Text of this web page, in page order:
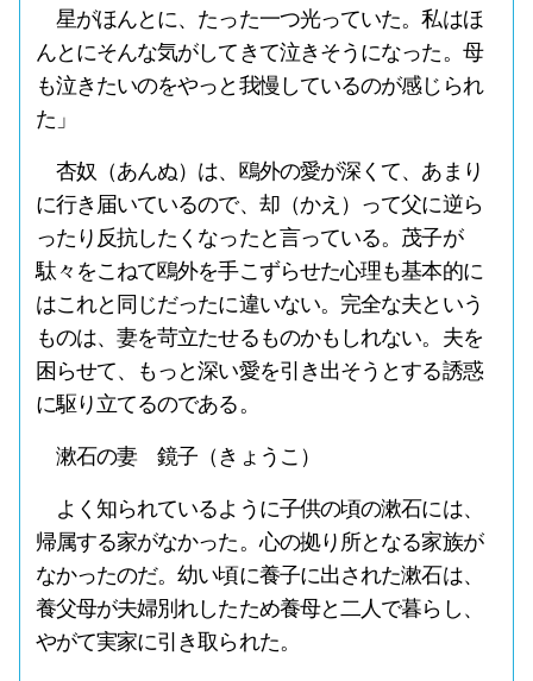
星がほんとに、たった一つ光っていた。私はほ
んとにそんな気がしてきて泣きそうになった。母
も泣きたいのをやっと我慢しているのが感じられ
た」
杏奴（あんぬ）は、鴎外の愛が深くて、あまり
に行き届いているので、却（かえ）って父に逆ら
ったり反抗したくなったと言っている。茂子が
駄々をこねて鴎外を手こずらせた心理も基本的に
はこれと同じだったに違いない。完全な夫という
ものは、妻を苛立たせるものかもしれない。夫を
困らせて、もっと深い愛を引き出そうとする誘惑
に駆り立てるのである。
漱石の妻 鏡子（きょうこ）
よく知られているように子供の頃の漱石には、
帰属する家がなかった。心の拠り所となる家族が
なかったのだ。幼い頃に養子に出された漱石は、
養父母が夫婦別れしたため養母と二人で暮らし、
やがて実家に引き取られた。